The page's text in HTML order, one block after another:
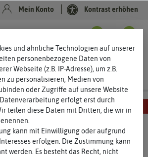
Mein Konto Kontrast erhöhen
und ähnliche Technologien auf unserer
personenbezogene Daten von
Webseite (z.B. IP-Adresse), um z.B.
zu personalisieren, Medien von
oder Zugriffe auf unsere Website
erfolgt erst durch
teilen diese Daten mit Dritten, die wir in
kann mit Einwilligung oder aufgrund
erfolgen. Die Zustimmung kann
werden. Es besteht das Recht, nicht